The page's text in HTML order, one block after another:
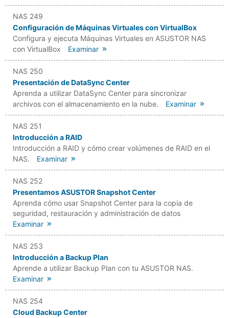
NAS 249
Configuración de Máquinas Virtuales con VirtualBox
Configura y ejecuta Máquinas Virtuales en ASUSTOR NAS
con VirtualBox
Examinar
NAS 250
Presentación de DataSync Center
Aprenda a utilizar DataSync Center para sincronizar
archivos con el almacenamiento en la nube.
Examinar
NAS 251
Introducción a RAID
Introducción a RAID y cómo crear volúmenes de RAID en el
NAS.
Examinar
NAS 252
Presentamos ASUSTOR Snapshot Center
Aprenda cómo usar Snapshot Center para la copia de
seguridad, restauración y administración de datos
Examinar
NAS 253
Introducción a Backup Plan
Aprende a utilizar Backup Plan con tu ASUSTOR NAS.
Examinar
NAS 254
Cloud Backup Center